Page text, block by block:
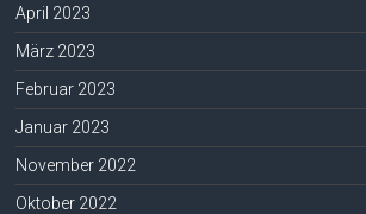
April 2023
März 2023
Februar 2023
Januar 2023
November 2022
Oktober 2022